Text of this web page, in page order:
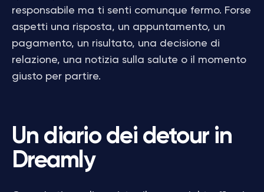
responsabile ma ti senti comunque fermo. Forse
aspetti una risposta, un appuntamento, un
pagamento, un risultato, una decisione di
relazione, una notizia sulla salute o il momento
giusto per partire.
Un diario dei detour in
Dreamly